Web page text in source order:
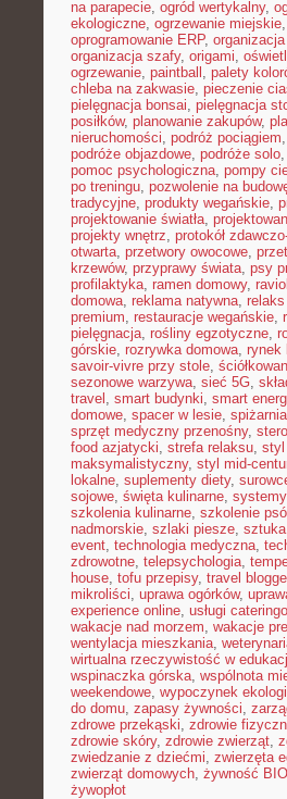
na parapecie, ogród wertykalny,
ekologiczne, ogrzewanie miejskie,
oprogramowanie ERP,
organizacja szafy, origami,
ogrzewanie, paintball , palety
chleba na zakwasie, pieczenie
pielęgnacja bonsai, pielęgnacja
posiłków, planowanie zakupów,
nieruchomości, podróż pociągiem,
podróże objazdowe, podróże solo,
pomoc psychologiczna, pompy
po treningu, pozwolenie na
tradycyjne, produkty wegańskie,
projektowanie światła,
projekty wnętrz, protokół
otwarta, przetwory owocowe,
krzewów, przyprawy świata, psy
profilaktyka, ramen domowy,
domowa, reklama natywna,
premium, restauracje wegańskie,
pielęgnacja, rośliny egzotyczne,
górskie, rozrywka domowa, rynek
savoir-vivre przy stole,
sezonowe warzywa, sieć 5G,
travel , smart budynki, smart
domowe, spacer w lesie,
sprzęt medyczny przenośny,
food azjatycki, strefa relaksu, styl
maksymalistyczny, styl mid-
lokalne, suplementy diety,
sojowe, święta kulinarne,
szkolenia kulinarne, szkolenie
nadmorskie, szlaki piesze,
event, technologia medyczna,
zdrowotne, telepsychologia,
house, tofu przepisy, travel
mikroliści, uprawa ogórków,
experience online, usługi
wakacje nad morzem, wakacje
wentylacja mieszkania,
wirtualna rzeczywistość w
wspinaczka górska, wspólnota
weekendowe, wypoczynek
do domu, zapasy żywności,
zdrowe przekąski, zdrowie
zdrowie skóry, zdrowie zwierząt,
zwiedzanie z dziećmi, zwierzęta
zwierząt domowych, żywność BIO
żywopłot